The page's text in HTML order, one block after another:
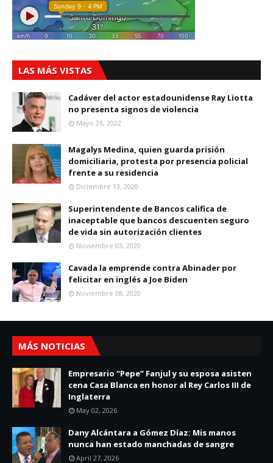
LAS MÁS VISTAS
Cadáver del actor estadounidense Ray Liotta
no presenta signos de violencia
Mayo 26, 2022
Magalys Medina, quien guarda prisión
domiciliaria, protesta por presencia policial
frente a su residencia
Diciembre 13, 2020
Superintendente de Bancos califica de
inaceptable que bancos descuenten seguro
de vida sin autorización clientes
Noviembre 03, 2020
Cavada la emprende contra Abinader por
felicitar en inglés a Joe Biden
Noviembre 08, 2020
MÁS NOTICIAS
Empresario “Pepe” Fanjul y su esposa asisten
cena Casa Blanca en honor al Rey Carlos III de
Inglaterra
May 02, 2026
Dany Alcántara a Gómez Díaz: Mis manos
nunca han estado manchadas de sangre
April 27, 2026